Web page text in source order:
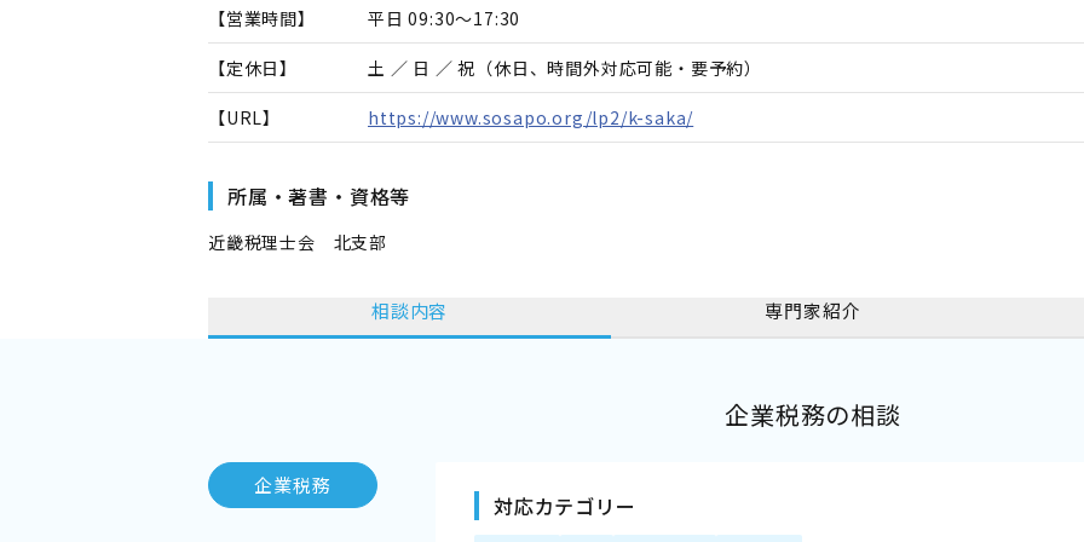
【営業時間】 平日 09:30～17:30
【定休日】 土 ／ 日 ／ 祝（休日、時間外対応可能・要予約）
【URL】 https://www.sosapo.org/lp2/k-saka/
所属・著書・資格等
近畿税理士会 北支部
相談内容 専門家紹介
企業税務の相談
企業税務
対応カテゴリー